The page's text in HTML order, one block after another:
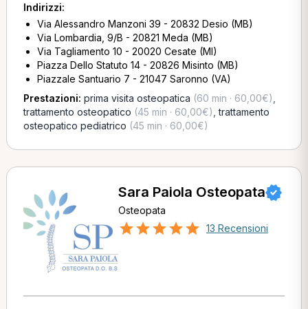
Indirizzi:
Via Alessandro Manzoni 39 - 20832 Desio (MB)
Via Lombardia, 9/B - 20821 Meda (MB)
Via Tagliamento 10 - 20020 Cesate (MI)
Piazza Dello Statuto 14 - 20826 Misinto (MB)
Piazzale Santuario 7 - 21047 Saronno (VA)
Prestazioni: prima visita osteopatica (60 min · 60,00€)
trattamento osteopatico (45 min · 60,00€) ,trattamento
osteopatico pediatrico (45 min · 60,00€)
Sara Paiola Osteopata
Osteopata
13 Recensioni